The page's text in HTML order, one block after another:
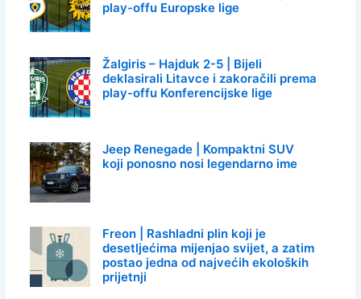
play-offu Europske lige
Žalgiris – Hajduk 2-5 | Bijeli
deklasirali Litavce i zakoračili prema
play-offu Konferencijske lige
Jeep Renegade | Kompaktni SUV
koji ponosno nosi legendarno ime
Freon | Rashladni plin koji je
desetljećima mijenjao svijet, a zatim
postao jedna od najvećih ekoloških
prijetnji